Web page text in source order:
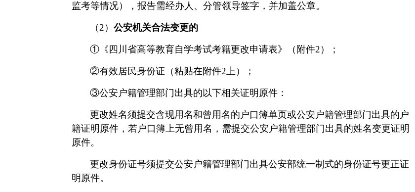
监考等情况），报告需经办人、分管领导签字，并加盖公章。
（2） 公安机关合法变更的
①《四川省高等教育自学考试考籍更改申请表》（附件2）；
②有效居民身份证（粘贴在附件2 上）；
③公安户籍管理部门出具的以下相关证明原件：
更改姓名须提交含现用名和曾用名的户口簿单页或公安户籍管理部门出具的户
籍证明原件，若户口簿上无曾用名，需提交公安户籍管理部门出具的姓名变更证明
原件。
更改身份证号须提交公安户籍管理部门出具公安部统一制式的身份证号更正证
明原件。